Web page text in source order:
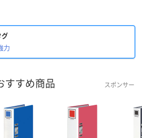
グ
力
すすめ商品 スポンサー